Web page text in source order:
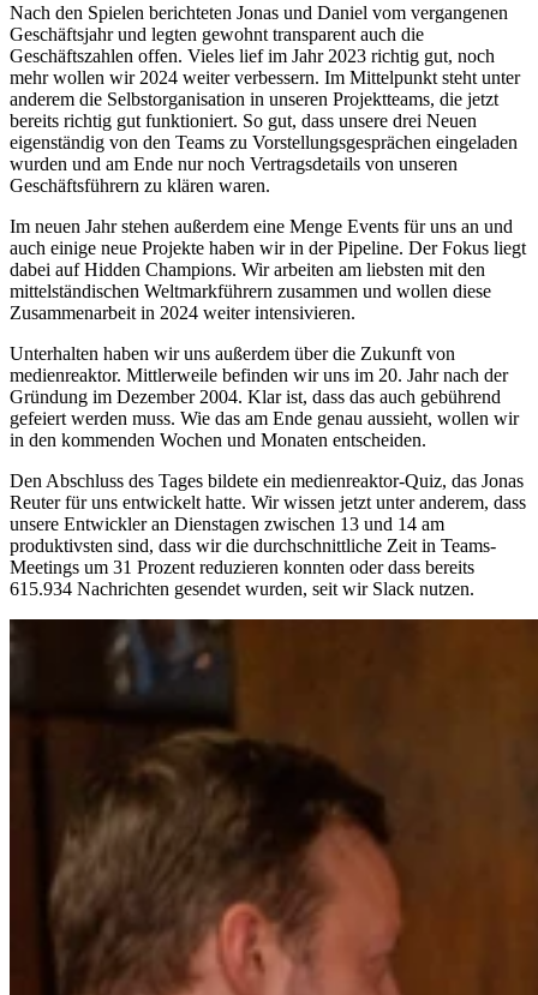
Nach den Spielen berichteten Jonas und Daniel vom vergangenen
Geschäftsjahr und legten gewohnt transparent auch die
Geschäftszahlen offen. Vieles lief im Jahr 2023 richtig gut, noch
mehr wollen wir 2024 weiter verbessern. Im Mittelpunkt steht unter
anderem die Selbstorganisation in unseren Projektteams, die jetzt
bereits richtig gut funktioniert. So gut, dass unsere drei Neuen
eigenständig von den Teams zu Vorstellungsgesprächen eingeladen
wurden und am Ende nur noch Vertragsdetails von unseren
Geschäftsführern zu klären waren.
Im neuen Jahr stehen außerdem eine Menge Events für uns an und
auch einige neue Projekte haben wir in der Pipeline. Der Fokus liegt
dabei auf Hidden Champions. Wir arbeiten am liebsten mit den
mittelständischen Weltmarkführern zusammen und wollen diese
Zusammenarbeit in 2024 weiter intensivieren.
Unterhalten haben wir uns außerdem über die Zukunft von
medienreaktor. Mittlerweile befinden wir uns im 20. Jahr nach der
Gründung im Dezember 2004. Klar ist, dass das auch gebührend
gefeiert werden muss. Wie das am Ende genau aussieht, wollen wir
in den kommenden Wochen und Monaten entscheiden.
Den Abschluss des Tages bildete ein medienreaktor-Quiz, das Jonas
Reuter für uns entwickelt hatte. Wir wissen jetzt unter anderem, dass
unsere Entwickler an Dienstagen zwischen 13 und 14 am
produktivsten sind, dass wir die durchschnittliche Zeit in Teams-
Meetings um 31 Prozent reduzieren konnten oder dass bereits
615.934 Nachrichten gesendet wurden, seit wir Slack nutzen.